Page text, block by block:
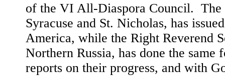
of the VI All-Diaspora Council. The
Syracuse and St. Nicholas, has
America, while the Right Reverend
Northern Russia, has done the
reports on their progress, and with